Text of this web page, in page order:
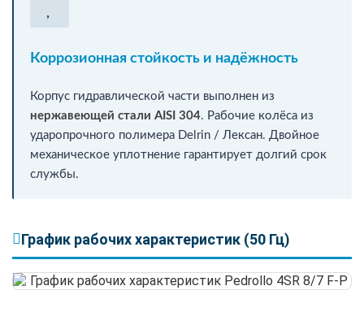
Коррозионная стойкость и надёжность
Корпус гидравлической части выполнен из
нержавеющей стали AISI 304. Рабочие колёса из
ударопрочного полимера Delrin / Лексан. Двойное
механическое уплотнение гарантирует долгий срок
службы.
График рабочих характеристик (50 Гц)